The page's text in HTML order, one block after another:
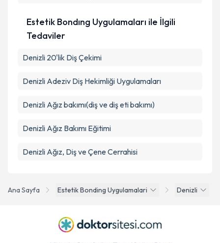
Ana Sayfa Estetik Bonding Uygulamalari Denizli
Estetik Bondıng Uygulamaları ile İlgili
Tedaviler
Denizli 20'lik Diş Çekimi
Denizli Adeziv Diş Hekimliği Uygulamaları
Denizli Ağız bakımı(diş ve diş eti bakımı)
Denizli Ağız Bakımı Eğitimi
Denizli Ağız, Diş ve Çene Cerrahisi